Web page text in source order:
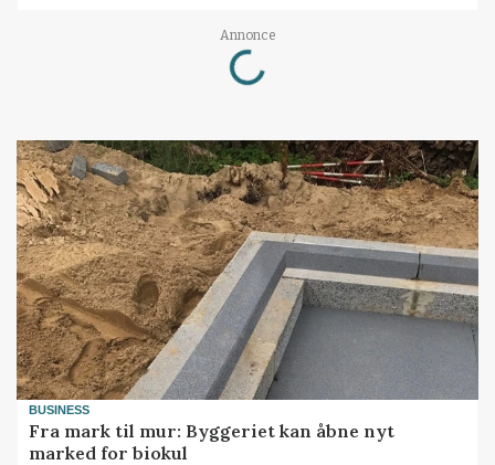
Annonce
Loading...
BUSINESS
Fra mark til mur: Byggeriet kan åbne nyt
marked for biokul